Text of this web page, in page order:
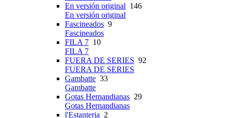
En versión original 146
En versión original
Fascineados 9
Fascineados
FILA 7 10
FILA 7
FUERA DE SERIES 92
FUERA DE SERIES
Gambatte 33
Gambatte
Gotas Hernandianas 29
Gotas Hernandianas
l'Estanteria 2